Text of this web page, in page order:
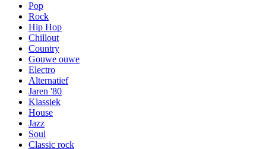
Pop
Rock
Hip Hop
Chillout
Country
Gouwe ouwe
Electro
Alternatief
Jaren '80
Klassiek
House
Jazz
Soul
Classic rock